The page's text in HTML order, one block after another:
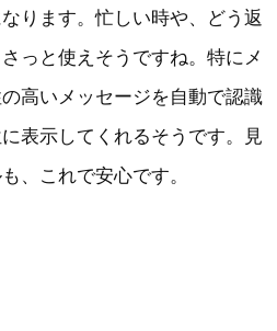
ります。忙しい時や、どう返
っと使えそうですね。特にメ
高いメッセージを自動で認識
表示してくれるそうです。見
、これで安心です。